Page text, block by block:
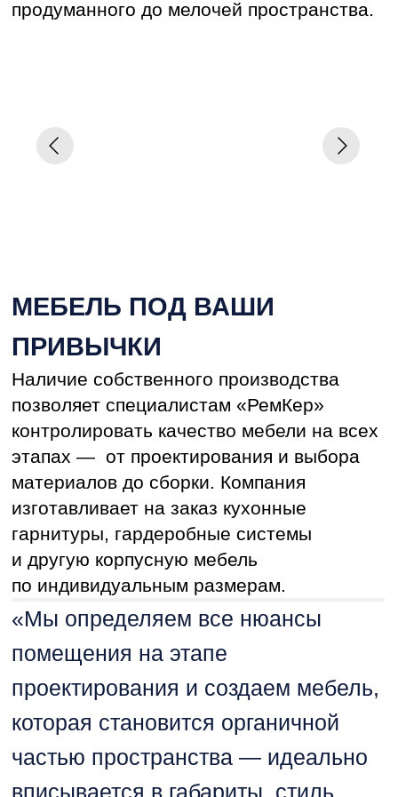
и стремится к развитию.
директор компании.
проект — это когда каждая деталь
продумана, все работы выполнены
качественно, а заказчик доволен
результатом. Поэтому хороший
ремонт от «РемКер» — это
не просто обновленный интерьер,
а пространство, где с годами
ощущается ценность продуманных
для вашего комфорта решений.